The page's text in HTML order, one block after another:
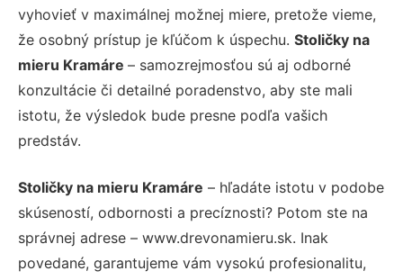
vyhovieť v maximálnej možnej miere, pretože vieme,
že osobný prístup je kľúčom k úspechu. Stoličky na
mieru Kramáre – samozrejmosťou sú aj odborné
konzultácie či detailné poradenstvo, aby ste mali
istotu, že výsledok bude presne podľa vašich
predstáv.
Stoličky na mieru Kramáre – hľadáte istotu v podobe
skúseností, odbornosti a precíznosti? Potom ste na
správnej adrese – www.drevonamieru.sk. Inak
povedané, garantujeme vám vysokú profesionalitu,